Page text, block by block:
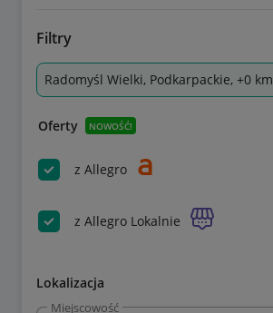
Filtry
Radomyśl Wielki, Podkarpackie, +0 km
Oferty NOWOŚĆ!
z Allegro
z Allegro Lokalnie
Lokalizacja
Miejscowość